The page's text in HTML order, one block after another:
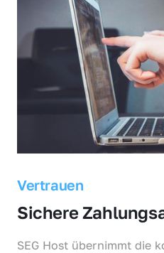
Vertrauen
Sichere
SEG Host übernimmt die